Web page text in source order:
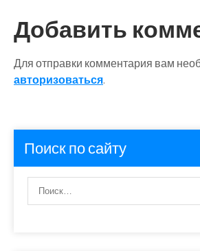
Добавить
Для отправки комментария вам
авторизоваться.
Поиск по сайту